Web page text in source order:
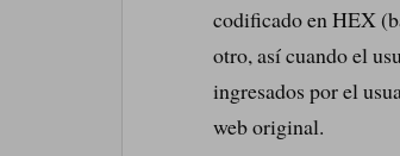
codificado en HEX
otro, así cuando el
ingresados por el
web original.